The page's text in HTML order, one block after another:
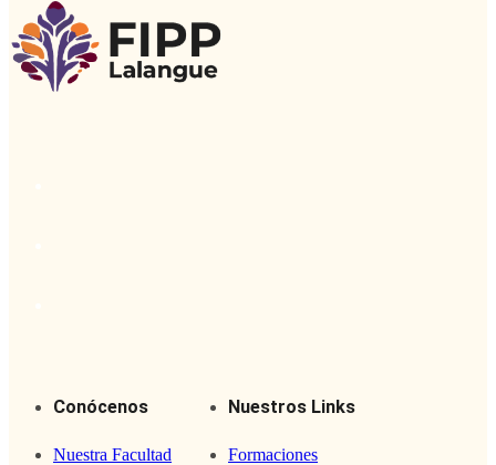
Conócenos
Nuestra Facultad
Nuestros Links
Formaciones